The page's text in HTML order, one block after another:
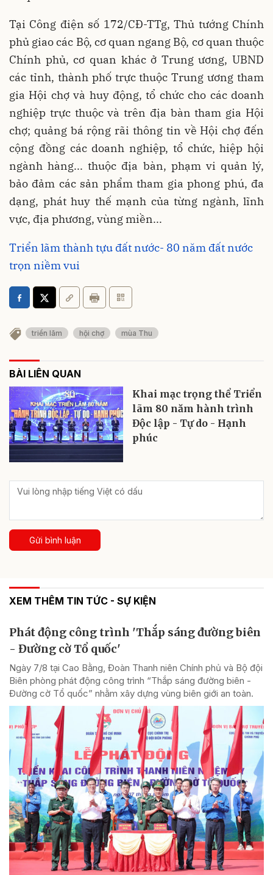
Tại Công điện số 172/CĐ-TTg, Thủ tướng Chính
phủ giao các Bộ, cơ quan ngang Bộ, cơ quan thuộc
Chính phủ, cơ quan khác ở Trung ương, UBND
các tỉnh, thành phố trực thuộc Trung ương tham
gia Hội chợ và huy động, tổ chức cho các doanh
nghiệp trực thuộc và trên địa bàn tham gia Hội
chợ; quảng bá rộng rãi thông tin về Hội chợ đến
cộng đồng các doanh nghiệp, tổ chức, hiệp hội
ngành hàng... thuộc địa bàn, phạm vi quản lý,
bảo đảm các sản phẩm tham gia phong phú, đa
dạng, phát huy thế mạnh của từng ngành, lĩnh
vực, địa phương, vùng miền...
Triển lãm thành tựu đất nước- 80 năm đất nước
trọn niềm vui
triển lãm hội chợ mùa Thu
BÀI LIÊN QUAN
Khai mạc trọng thể Triển
lãm 80 năm hành trình
Độc lập - Tự do - Hạnh
phúc
Gửi bình luận
XEM THÊM TIN TỨC - SỰ KIỆN
Phát động công trình 'Thắp sáng đường biên
- Đường cờ Tổ quốc'
Ngày 7/8 tại Cao Bằng, Đoàn Thanh niên Chính phủ và Bộ đội
Biên phòng phát động công trình “Thắp sáng đường biên -
Đường cờ Tổ quốc” nhằm xây dựng vùng biên giới an toàn.